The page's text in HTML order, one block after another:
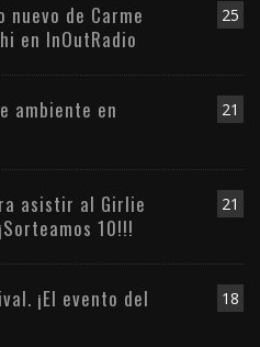
25
nuevo de Carme
en InOutRadio
21
ambiente en
21
asistir al Girlie
10!!!
18
¡El evento del